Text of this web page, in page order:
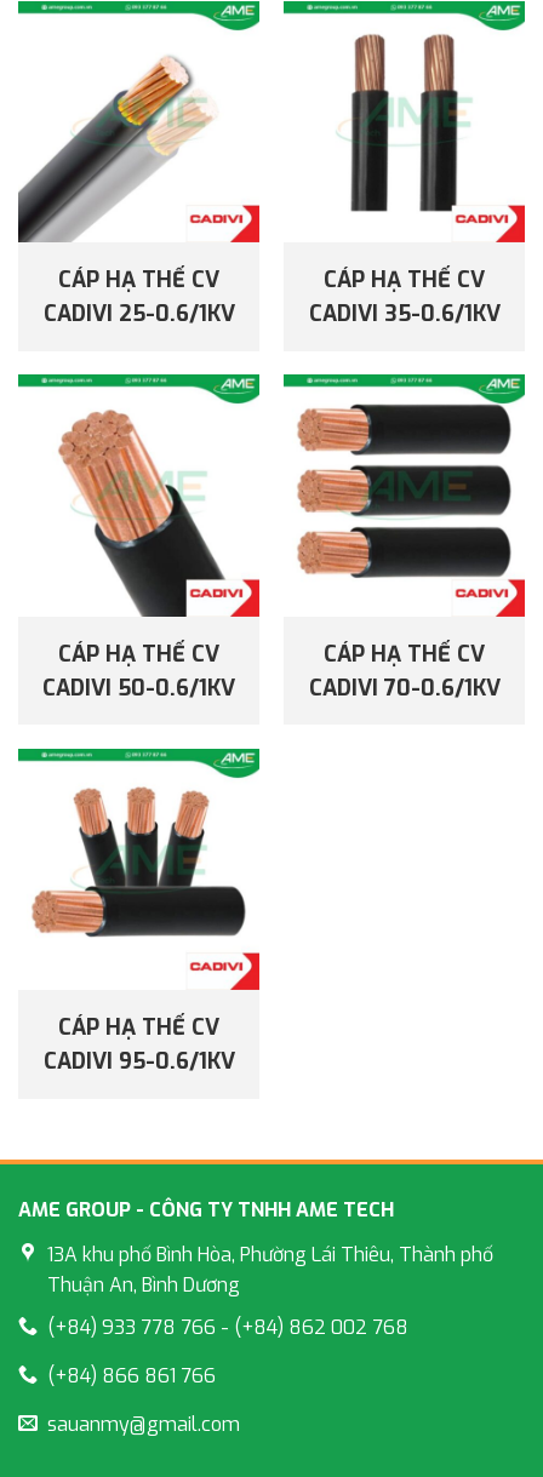
CÁP HẠ THẾ CV
CADIVI 25-0.6/1KV
CÁP HẠ THẾ CV
CADIVI 35-0.6/1KV
CÁP HẠ THẾ CV
CADIVI 50-0.6/1KV
CÁP HẠ THẾ CV
CADIVI 70-0.6/1KV
CÁP HẠ THẾ CV
CADIVI 95-0.6/1KV
AME GROUP - CÔNG TY TNHH AME TECH
13A khu phố Bình Hòa, Phường Lái Thiêu, Thành phố
Thuận An, Bình Dương
(+84) 933 778 766 - (+84) 862 002 768
(+84) 866 861 766
sauanmy@gmail.com